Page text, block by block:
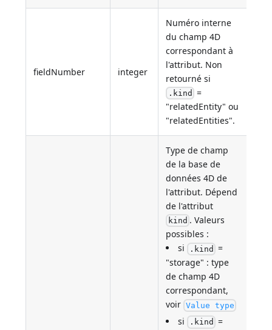
fieldNumber integer
Numéro interne
du champ 4D
correspondant à
l'attribut. Non
retourné si
.kind =
"relatedEntity" ou
"relatedEntities".
Type de champ
de la base de
données 4D de
l'attribut. Dépend
de l'attribut
kind . Valeurs
possibles :
si .kind =
"storage" : type
de champ 4D
correspondant,
voir Value type
si .kind =